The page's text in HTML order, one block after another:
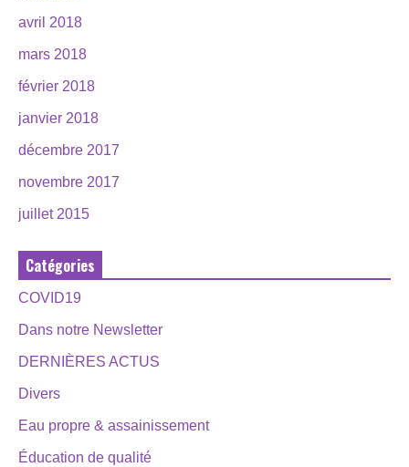
avril 2018
mars 2018
février 2018
janvier 2018
décembre 2017
novembre 2017
juillet 2015
Catégories
COVID19
Dans notre Newsletter
DERNIÈRES ACTUS
Divers
Eau propre & assainissement
Éducation de qualité